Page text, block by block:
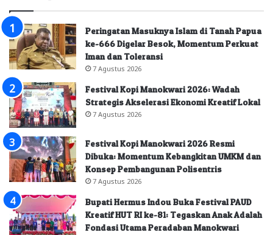
Peringatan Masuknya Islam di Tanah Papua
ke-666 Digelar Besok, Momentum Perkuat
Iman dan Toleransi
7 Agustus 2026
Festival Kopi Manokwari 2026: Wadah
Strategis Akselerasi Ekonomi Kreatif Lokal
7 Agustus 2026
Festival Kopi Manokwari 2026 Resmi
Dibuka: Momentum Kebangkitan UMKM dan
Konsep Pembangunan Polisentris
7 Agustus 2026
Bupati Hermus Indou Buka Festival PAUD
Kreatif HUT RI ke-81: Tegaskan Anak Adalah
Fondasi Utama Peradaban Manokwari